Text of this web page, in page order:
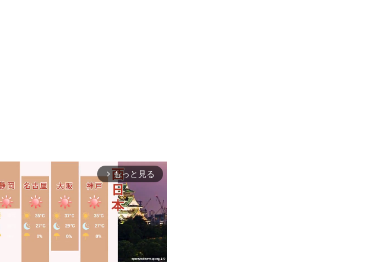
arrow_forward_ios もっと見る